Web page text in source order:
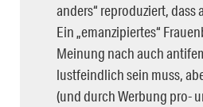
anders“ reproduziert, dass
Ein „emanzipiertes“
Meinung nach auch
lustfeindlich sein muss,
(und durch Werbung pro-